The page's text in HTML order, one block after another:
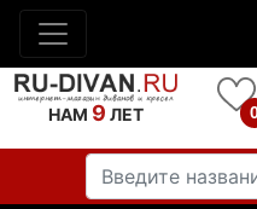
НАМ 9 ЛЕТ